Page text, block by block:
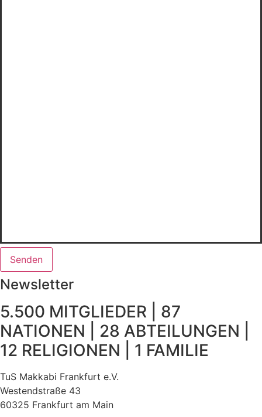
Senden
Newsletter
5.500 MITGLIEDER | 87
NATIONEN | 28 ABTEILUNGEN |
12 RELIGIONEN | 1 FAMILIE
TuS Makkabi Frankfurt e.V.
Westendstraße 43
60325 Frankfurt am Main